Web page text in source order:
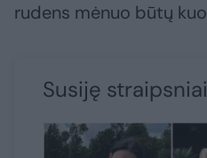
rudens mėnuo būtų
Susiję straipsniai